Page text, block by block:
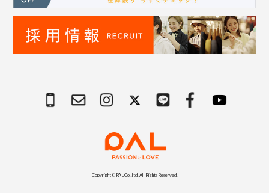
Copyright © PAL Co.,ltd. All Rights Reserved.